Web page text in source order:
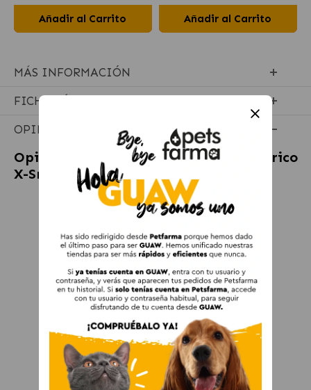
Añadir al Carrito Añadir al Carrito
MÁS INFORMACIÓN
FICHA TÉCNICA
OPINIONES
Opiniones sobre
Urano Vet Gel Dentifrico
X-Smile para Perro